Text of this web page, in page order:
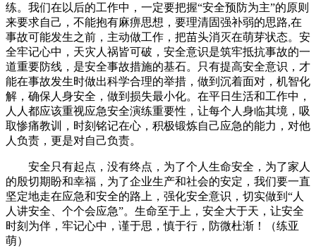
练。我们在以后的工作中，一定要把握“安全预防为主”的原则
来要求自己，不能抱有麻痹思想，要理清固强补弱的思路,在
事故可能发生之前，主动做工作，把苗头消灭在萌芽状态。安
全牢记心中，天灾人祸皆可破，安全意识是筑牢抵抗事故的一
道重要防线，是安全事故措施的基石。只有提高安全意识，才
能在事故发生时做出科学合理的举措，做到沉着面对，机智化
解，确保人身安全，做到损失最小化。在平日生活和工作中，
人人都应该重视应急安全演练重要性，让每个人身临其境，吸
取惨痛教训，时刻铭记在心，积极锻炼自己应急的能力，对他
人负责，更是对自己负责。
安全只有起点，没有终点，为了个人生命安全，为了家人
的殷切期盼和幸福，为了企业生产和社会的安定，我们要一直
坚定地走在应急和安全的路上，强化安全意识，切实做到“人
人讲安全、个个会应急”。生命至于上，安全大于天，让安全
时刻为伴，牢记心中，谨于思，慎于行，防微杜渐！（练亚
萌）